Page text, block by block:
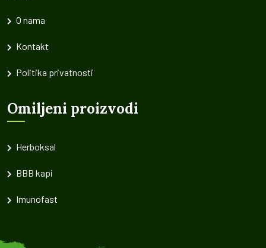
O nama
Kontakt
Politika privatnosti
Omiljeni proizvodi
Herboksal
BBB kapi
Imunofast